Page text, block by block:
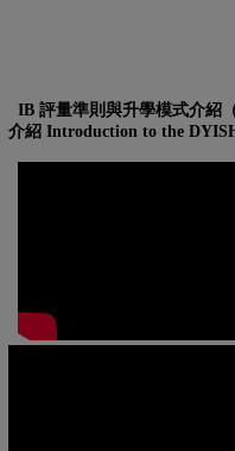
IB 評量準則與升學模
介紹 Introduction to the